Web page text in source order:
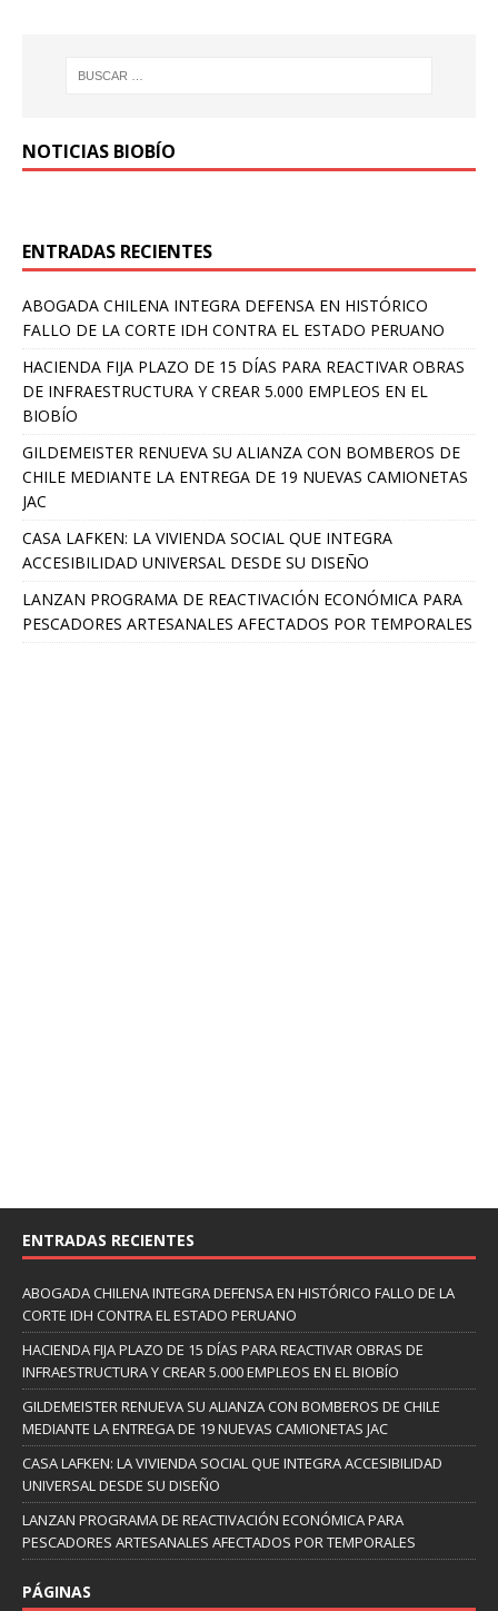
NOTICIAS BIOBÍO
ENTRADAS RECIENTES
ABOGADA CHILENA INTEGRA DEFENSA EN HISTÓRICO
FALLO DE LA CORTE IDH CONTRA EL ESTADO PERUANO
HACIENDA FIJA PLAZO DE 15 DÍAS PARA REACTIVAR OBRAS
DE INFRAESTRUCTURA Y CREAR 5.000 EMPLEOS EN EL
BIOBÍO
GILDEMEISTER RENUEVA SU ALIANZA CON BOMBEROS DE
CHILE MEDIANTE LA ENTREGA DE 19 NUEVAS CAMIONETAS
JAC
CASA LAFKEN: LA VIVIENDA SOCIAL QUE INTEGRA
ACCESIBILIDAD UNIVERSAL DESDE SU DISEÑO
LANZAN PROGRAMA DE REACTIVACIÓN ECONÓMICA PARA
PESCADORES ARTESANALES AFECTADOS POR TEMPORALES
ENTRADAS RECIENTES
ABOGADA CHILENA INTEGRA DEFENSA EN HISTÓRICO FALLO DE LA
CORTE IDH CONTRA EL ESTADO PERUANO
HACIENDA FIJA PLAZO DE 15 DÍAS PARA REACTIVAR OBRAS DE
INFRAESTRUCTURA Y CREAR 5.000 EMPLEOS EN EL BIOBÍO
GILDEMEISTER RENUEVA SU ALIANZA CON BOMBEROS DE CHILE
MEDIANTE LA ENTREGA DE 19 NUEVAS CAMIONETAS JAC
CASA LAFKEN: LA VIVIENDA SOCIAL QUE INTEGRA ACCESIBILIDAD
UNIVERSAL DESDE SU DISEÑO
LANZAN PROGRAMA DE REACTIVACIÓN ECONÓMICA PARA
PESCADORES ARTESANALES AFECTADOS POR TEMPORALES
PÁGINAS